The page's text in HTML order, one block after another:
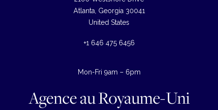
Atlanta, Georgia 30041
United States
+1 646 475 6456
Mon-Fri 9am – 6pm
Agence au Royaume-Uni